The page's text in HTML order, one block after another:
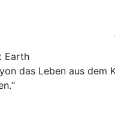
das Leben aus